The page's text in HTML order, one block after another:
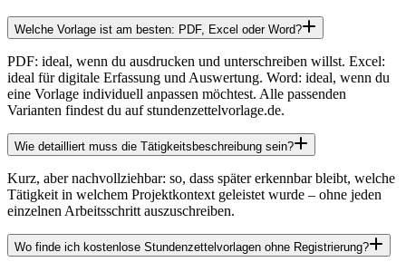
Welche Vorlage ist am besten: PDF, Excel oder Word?
PDF: ideal, wenn du ausdrucken und unterschreiben willst. Excel:
ideal für digitale Erfassung und Auswertung. Word: ideal, wenn du
eine Vorlage individuell anpassen möchtest. Alle passenden
Varianten findest du auf stundenzettelvorlage.de.
Wie detailliert muss die Tätigkeitsbeschreibung sein?
Kurz, aber nachvollziehbar: so, dass später erkennbar bleibt, welche
Tätigkeit in welchem Projektkontext geleistet wurde – ohne jeden
einzelnen Arbeitsschritt auszuschreiben.
Wo finde ich kostenlose Stundenzettelvorlagen ohne Registrierung?